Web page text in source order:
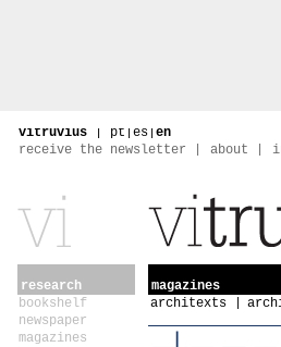
vitruvius | pt | es | en
receive the newsletter
about
research
bookshelf
newspaper
magazines
magazines
architexts